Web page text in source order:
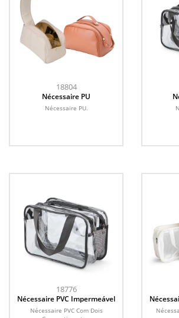
18804
Nécessaire PU
Nécessaire PU.
18776
Nécessaire PVC Impermeável
Nécessaire PVC Com Dois